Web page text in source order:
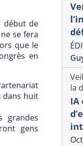
début de
se fera
que le
en
dans huit
grandes
gens
la
IA